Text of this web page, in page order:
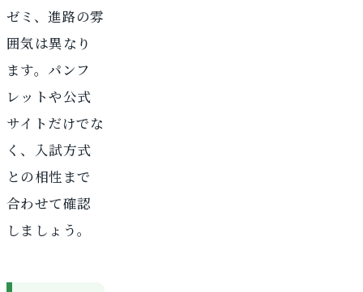
ゼミ、進路の雰
囲気は異なり
ます。パンフ
レットや公式
サイトだけでな
く、入試方式
との相性まで
合わせて確認
しましょう。